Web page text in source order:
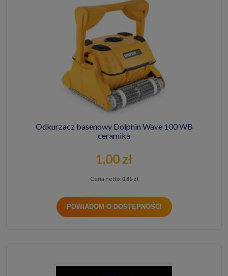
Odkurzacz basenowy Dolphin Wave 100 WB
ceramika
1,00 zł
Cena netto: 0,81 zł
POWIADOM O DOSTĘPNOŚCI